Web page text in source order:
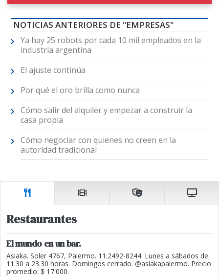
NOTICIAS ANTERIORES DE "EMPRESAS"
Ya hay 25 robots por cada 10 mil empleados en la
industria argentina
El ajuste continúa
Por qué el oro brilla como nunca
Cómo salir del alquiler y empezar a construir la
casa propia
Cómo negociar con quienes no creen en la
autoridad tradicional
Restaurantes
El mundo en un bar.
Asiaka. Soler 4767, Palermo. 11.2492-8244. Lunes a sábados de
11.30 a 23.30 horas. Domingos cerrado. @asiakapalermo. Precio
promedio: $ 17.000.